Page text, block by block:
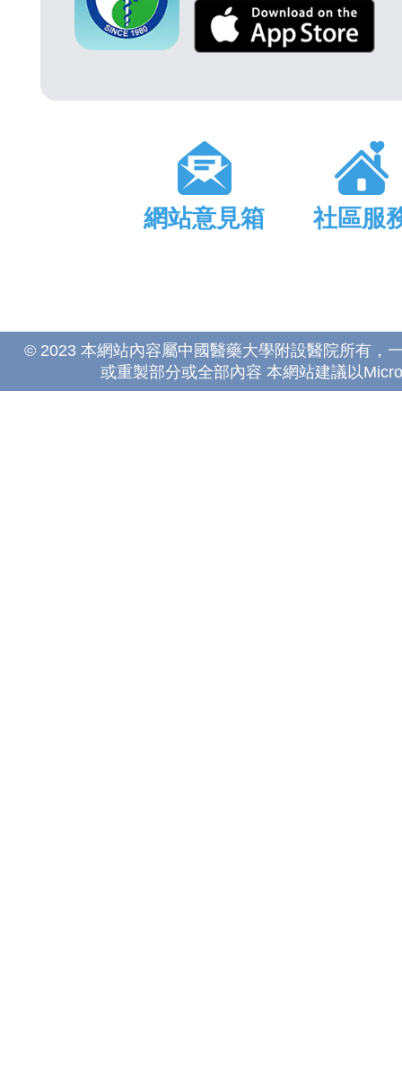
網站意見箱 社區服
© 2023 本網站內容屬中國醫藥大學附設醫院所有，
或重製部分或全部內容 本網站建議以